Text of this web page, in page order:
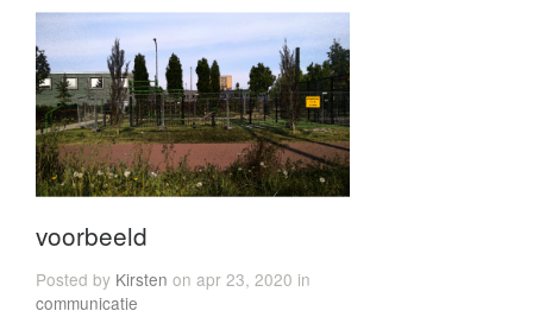
voorbeeld
Posted by Kirsten on apr 23, 2020 in
communicatie